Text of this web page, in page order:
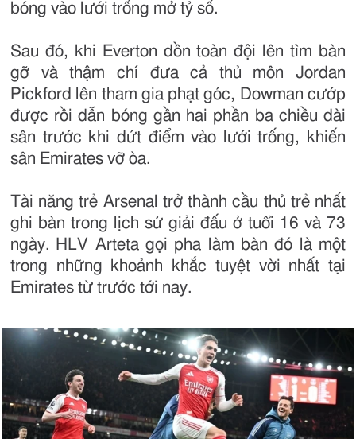
bóng vào lưới trống mở tỷ số.
Sau đó, khi Everton dồn toàn đội lên tìm bàn
gỡ và thậm chí đưa cả thủ môn Jordan
Pickford lên tham gia phạt góc, Dowman cướp
được rồi dẫn bóng gần hai phần ba chiều dài
sân trước khi dứt điểm vào lưới trống, khiến
sân Emirates vỡ òa.
Tài năng trẻ Arsenal trở thành cầu thủ trẻ nhất
ghi bàn trong lịch sử giải đấu ở tuổi 16 và 73
ngày. HLV Arteta gọi pha làm bàn đó là một
trong những khoảnh khắc tuyệt vời nhất tại
Emirates từ trước tới nay.